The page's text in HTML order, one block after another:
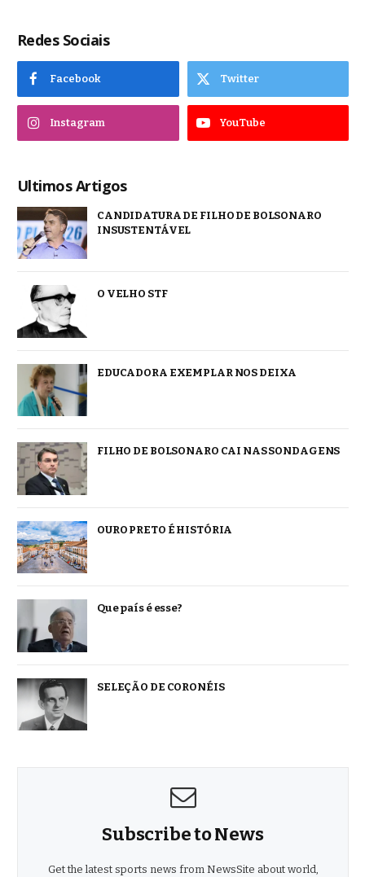
Redes Sociais
Facebook Twitter
Instagram YouTube
Ultimos Artigos
CANDIDATURA DE FILHO DE BOLSONARO
INSUSTENTÁVEL
O VELHO STF
EDUCADORA EXEMPLAR NOS DEIXA
FILHO DE BOLSONARO CAI NAS SONDAGENS
OURO PRETO É HISTÓRIA
Que país é esse?
SELEÇÃO DE CORONÉIS
Subscribe to News
Get the latest sports news from NewsSite about world,